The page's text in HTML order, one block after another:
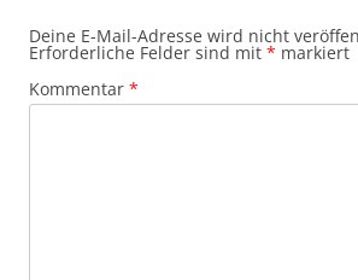
Deine E-Mail-Adresse wird nicht
Erforderliche Felder sind mit * markiert
Kommentar *